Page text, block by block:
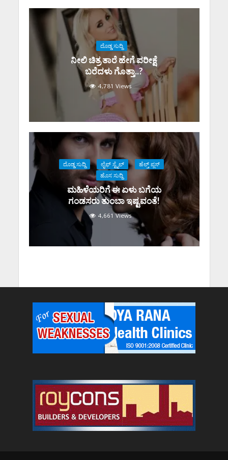
ದೊಡ್ಡ ಸುದ್ದಿ
ನೀಲಿ ಚಿತ್ರ ತಾರೆ ಹೇಗೆ ಪರೀಕ್ಷೆ
ಬರೆದಳು ಗೊತ್ತಾ..?
4,781 Views
ದೊಡ್ಡ ಸುದ್ದಿ ಲೈಫ್ ಸ್ಟೈಲ್
ಹೆಲ್ತ್ ಪ್ಲಸ್
ಹೊಸ ಸುದ್ದಿ
ಮಹಿಳೆಯರಿಗೆ ಈ ಏಳು ಬಗೆಯ
ಗಂಡಸರು ತುಂಬಾ ಇಷ್ಟವಂತೆ!
4,661 Views